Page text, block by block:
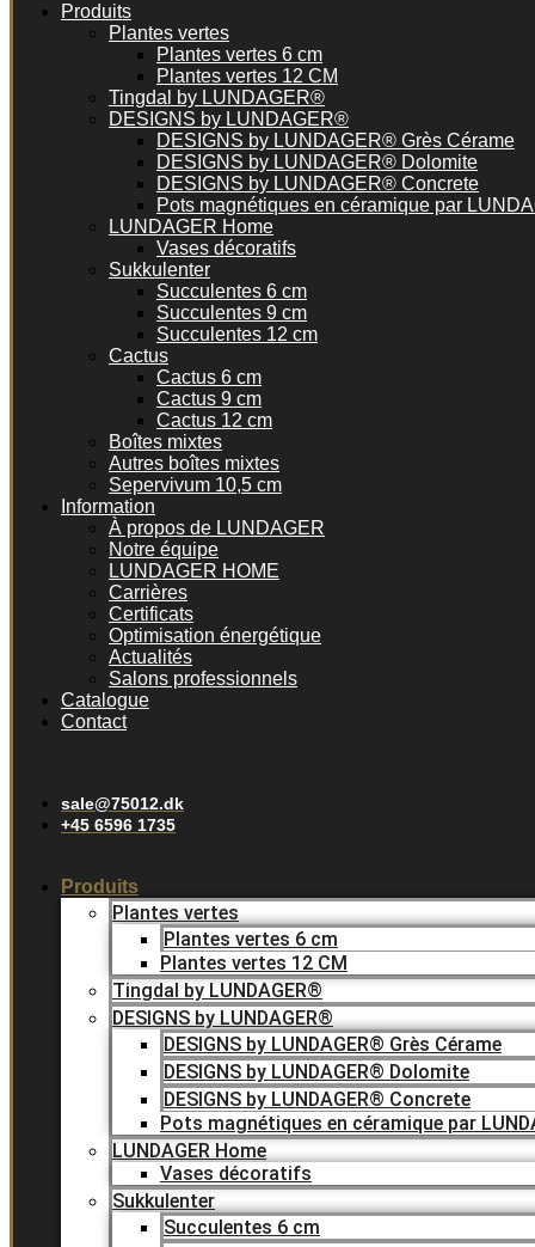
Produits
Plantes vertes
Plantes vertes 6 cm
Plantes vertes 12 CM
Tingdal by LUNDAGER®
DESIGNS by LUNDAGER®
DESIGNS by LUNDAGER® Grès Cérame
DESIGNS by LUNDAGER® Dolomite
DESIGNS by LUNDAGER® Concrete
Pots magnétiques en céramique par
LUNDAGER Home
Vases décoratifs
Sukkulenter
Succulentes 6 cm
Succulentes 9 cm
Succulentes 12 cm
Cactus
Cactus 6 cm
Cactus 9 cm
Cactus 12 cm
Boîtes mixtes
Autres boîtes mixtes
Sepervivum 10,5 cm
Information
À propos de LUNDAGER
Notre équipe
LUNDAGER HOME
Carrières
Certificats
Optimisation énergétique
Actualités
Salons professionnels
Catalogue
Contact
sale@75012.dk
+45 6596 1735
Produits
Plantes vertes
Plantes vertes 6 cm
Plantes vertes 12 CM
Tingdal by LUNDAGER®
DESIGNS by LUNDAGER®
DESIGNS by LUNDAGER® Grès Cérame
DESIGNS by LUNDAGER® Dolomite
DESIGNS by LUNDAGER® Concrete
Pots magnétiques en céramique par
LUNDAGER Home
Vases décoratifs
Sukkulenter
Succulentes 6 cm